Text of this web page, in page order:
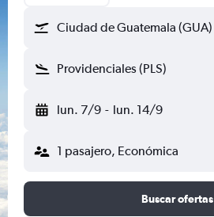
Ciudad de Guatemala (GUA)
Providenciales (PLS)
lun. 7/9 - lun. 14/9
1 pasajero, Económica
Buscar ofertas